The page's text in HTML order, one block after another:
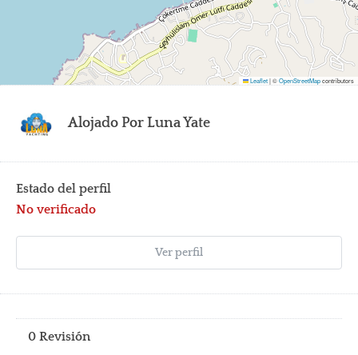
Leaflet|©OpenStreetMapcontributors
Alojado Por Luna Yate
Estado del perfil
No verificado
Ver perfil
0 Revisión